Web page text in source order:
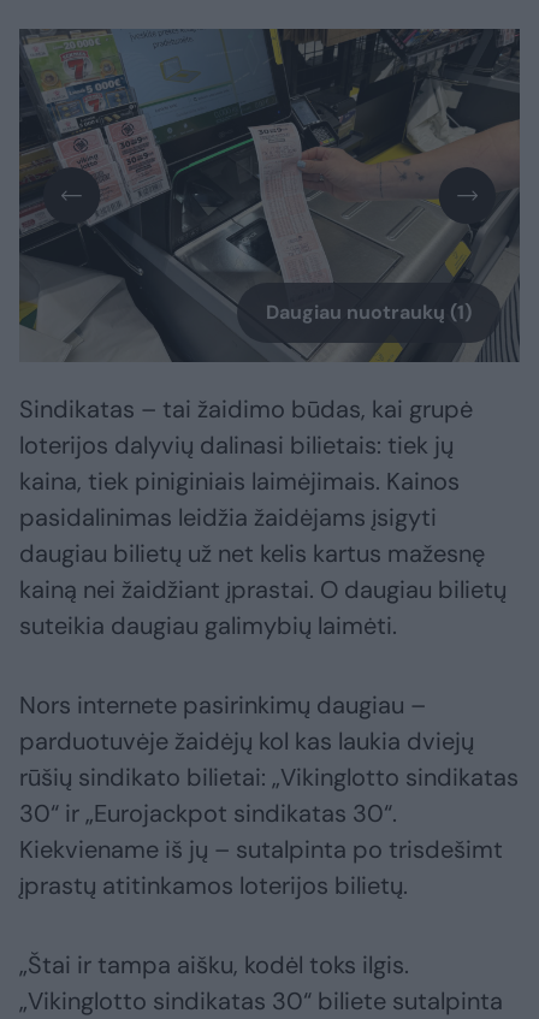
Daugiau nuotraukų (1)
Sindikatas – tai žaidimo būdas, kai grupė
loterijos dalyvių dalinasi bilietais: tiek jų
kaina, tiek piniginiais laimėjimais. Kainos
pasidalinimas leidžia žaidėjams įsigyti
daugiau bilietų už net kelis kartus mažesnę
kainą nei žaidžiant įprastai. O daugiau bilietų
suteikia daugiau galimybių laimėti.
Nors internete pasirinkimų daugiau –
parduotuvėje žaidėjų kol kas laukia dviejų
rūšių sindikato bilietai: „Vikinglotto sindikatas
30“ ir „Eurojackpot sindikatas 30“.
Kiekviename iš jų – sutalpinta po trisdešimt
įprastų atitinkamos loterijos bilietų.
„Štai ir tampa aišku, kodėl toks ilgis.
„Vikinglotto sindikatas 30“ biliete sutalpinta